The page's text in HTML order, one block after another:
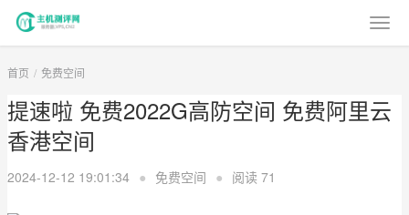
首页 免费空间
提速啦 免费2022G高防空间 免费阿里云
香港空间
2024-12-12 19:01:34 ● 免费空间 ● 阅读 71